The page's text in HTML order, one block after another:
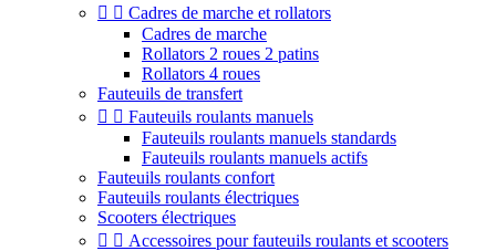
  Cadres de marche et rollators
Cadres de marche
Rollators 2 roues 2 patins
Rollators 4 roues
Fauteuils de transfert
  Fauteuils roulants manuels
Fauteuils roulants manuels standards
Fauteuils roulants manuels actifs
Fauteuils roulants confort
Fauteuils roulants électriques
Scooters électriques
  Accessoires pour fauteuils roulants et scooters